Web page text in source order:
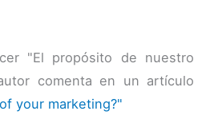
"El propósito de nuestro
comenta en un artículo
your marketing?"